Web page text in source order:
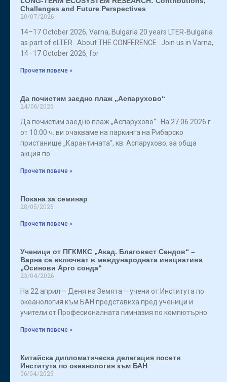
Challenges and Future Perspectives
20/07/2026
14–17 October 2026, Varna, Bulgaria 20 years LTER-Bulgaria
as part of eLTER About THE CONFERENCE Join us in Varna,
14–17 October 2026, for
Прочети повече »
Да почистим заедно плаж „Аспарухово“
24/06/2026
Да почистим заедно плаж „Аспарухово“ На 27.06.2026 г.
от 10:00 ч. ви очакваме на паркинга на Рибарско
пристанище „Карантината“, кв. Аспарухово, за обща
акция по
Прочети повече »
Покана за семинар
28/05/2026
Прочети повече »
Ученици от ПГКМКС „Акад. Благовест Сендов“ –
Варна се включват в международната инициатива
„Осинови Арго сонда“
23/04/2026
На 22 април – Деня на Земята – учени от Института по
океанология към БАН представиха пред ученици и
учители от Професионалната гимназия по компютърно
Прочети повече »
Китайска дипломатическа делегация посети
Института по океанология към БАН
06/04/2026